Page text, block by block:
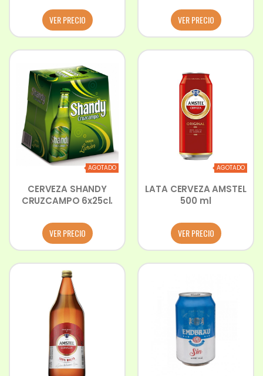
VER PRECIO VER PRECIO
AGOTADO
CERVEZA SHANDY
CRUZCAMPO 6x25cl.
VER PRECIO
AGOTADO
LATA CERVEZA AMSTEL
500 ml
VER PRECIO